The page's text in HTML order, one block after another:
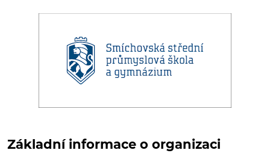
Základní informace o organizaci